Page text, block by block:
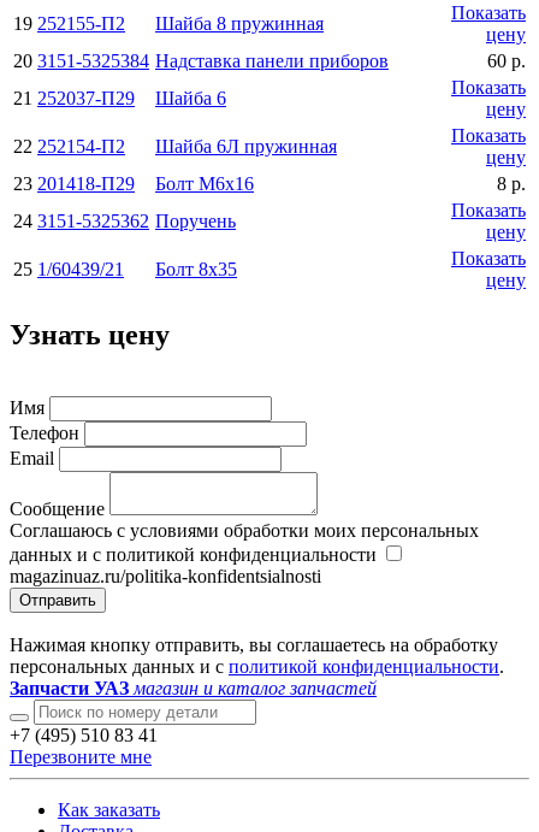
19 252155-П2 Шайба 8 пружинная
Показать
цену
20 3151-5325384 Надставка панели приборов
60 р.
21 252037-П29 Шайба 6
Показать
цену
22 252154-П2 Шайба 6Л пружинная
Показать
цену
23 201418-П29 Болт М6x16
8 р.
24 3151-5325362 Поручень
Показать
цену
25 1/60439/21 Болт 8x35
Показать
цену
Узнать цену
Имя
Телефон
Email
Сообщение
Соглашаюсь с условиями обработки моих персональных
данных и с политикой конфиденциальности
magazinuaz.ru/politika-konfidentsialnosti
Отправить
Нажимая кнопку отправить, вы соглашаетесь на обработку
персональных данных и с политикой конфиденциальности.
Запчасти УАЗ магазин и каталог запчастей
+7 (495) 510 83 41
Перезвоните мне
Как заказать